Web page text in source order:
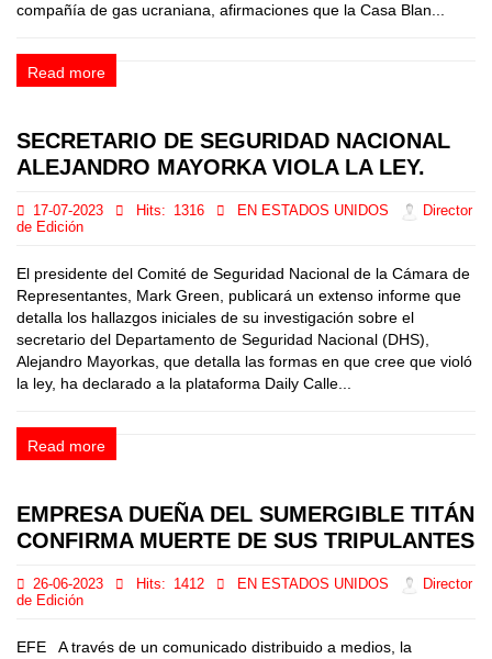
compañía de gas ucraniana, afirmaciones que la Casa Blan...
Read more
SECRETARIO DE SEGURIDAD NACIONAL
ALEJANDRO MAYORKA VIOLA LA LEY.
17-07-2023 Hits: 1316 EN ESTADOS UNIDOS
Director
de Edición
El presidente del Comité de Seguridad Nacional de la Cámara de
Representantes, Mark Green, publicará un extenso informe que
detalla los hallazgos iniciales de su investigación sobre el
secretario del Departamento de Seguridad Nacional (DHS),
Alejandro Mayorkas, que detalla las formas en que cree que violó
la ley, ha declarado a la plataforma Daily Calle...
Read more
EMPRESA DUEÑA DEL SUMERGIBLE TITÁN
CONFIRMA MUERTE DE SUS TRIPULANTES
26-06-2023 Hits: 1412 EN ESTADOS UNIDOS
Director
de Edición
EFE A través de un comunicado distribuido a medios, la